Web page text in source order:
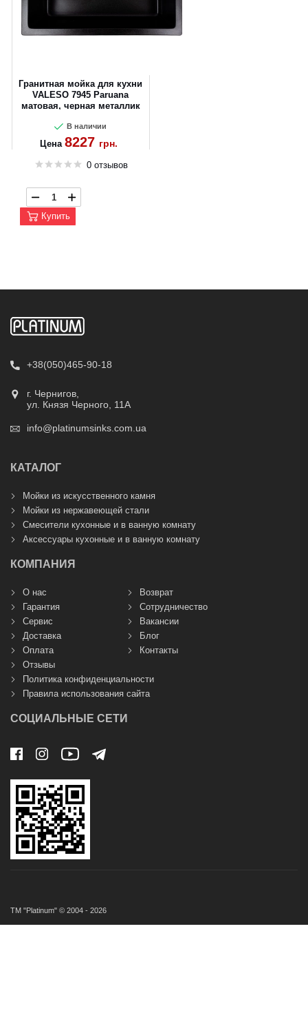
Гранитная мойка для кухни
VALESO 7945 Paruana
матовая, черная металлик
В наличии
Цена 8227 грн.
0 отзывов
Купить
+38(050)465-90-18
г. Чернигов,
ул. Князя Черного, 11А
info@platinumsinks.com.ua
КАТАЛОГ
Мойки из искусственного камня
Мойки из нержавеющей стали
Смесители кухонные и в ванную комнату
Аксессуары кухонные и в ванную комнату
КОМПАНИЯ
О нас
Гарантия
Сервис
Доставка
Оплата
Возврат
Сотрудничество
Вакансии
Блог
Контакты
Отзывы
Политика конфиденциальности
Правила использования сайта
СОЦИАЛЬНЫЕ СЕТИ
ТМ "Platinum" © 2004 - 2026